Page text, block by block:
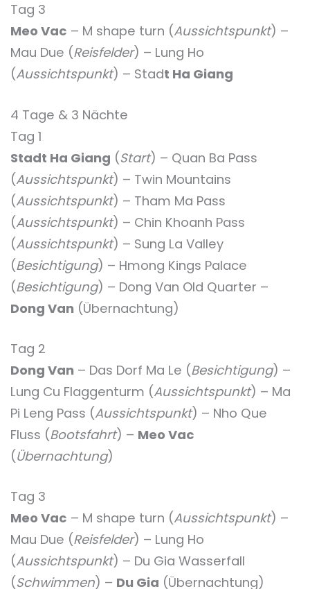
Tag 3
Meo Vac – M shape turn (Aussichtspunkt) –
Mau Due (Reisfelder) – Lung Ho
(Aussichtspunkt) – Stadt Ha Giang
4 Tage & 3 Nächte
Tag 1
Stadt Ha Giang (Start) – Quan Ba Pass
(Aussichtspunkt) – Twin Mountains
(Aussichtspunkt) – Tham Ma Pass
(Aussichtspunkt) – Chin Khoanh Pass
(Aussichtspunkt) – Sung La Valley
(Besichtigung) – Hmong Kings Palace
(Besichtigung) – Dong Van Old Quarter –
Dong Van (Übernachtung)
Tag 2
Dong Van – Das Dorf Ma Le (Besichtigung) –
Lung Cu Flaggenturm (Aussichtspunkt) – Ma
Pi Leng Pass (Aussichtspunkt) – Nho Que
Fluss (Bootsfahrt) – Meo Vac
(Übernachtung)
Tag 3
Meo Vac – M shape turn (Aussichtspunkt) –
Mau Due (Reisfelder) – Lung Ho
(Aussichtspunkt) – Du Gia Wasserfall
(Schwimmen) – Du Gia (Übernachtung)